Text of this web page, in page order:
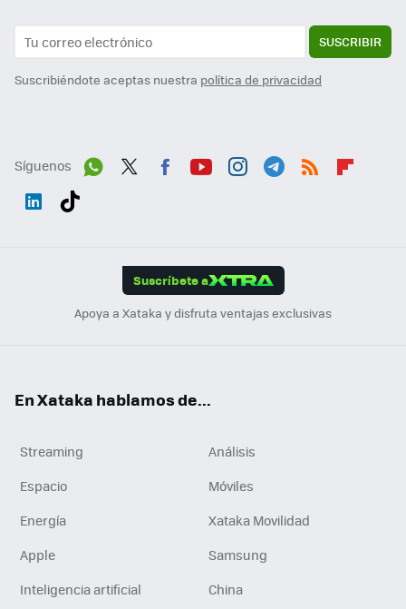
SUSCRIBIR
Suscribiéndote aceptas nuestra política de privacidad
Síguenos
Suscríbete a
Apoya a Xataka y disfruta ventajas exclusivas
En Xataka hablamos de...
Streaming
Análisis
Espacio
Móviles
Energía
Xataka Movilidad
Apple
Samsung
Inteligencia artificial
China